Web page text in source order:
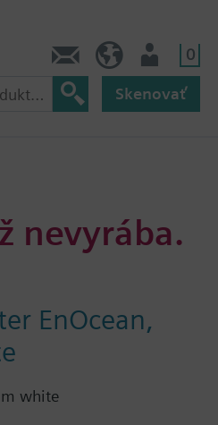
0
Skenovať
nevyrába.
EnOcean,
white